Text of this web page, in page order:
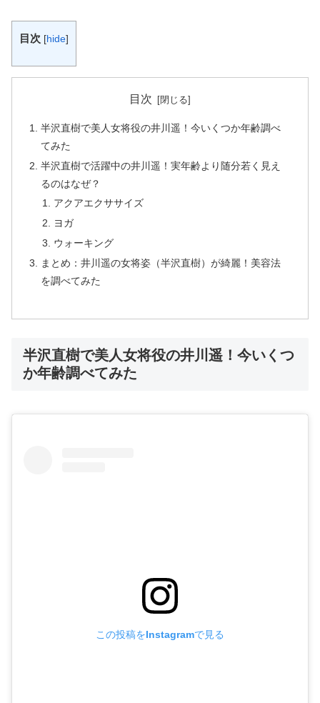
目次 [hide]
目次
半沢直樹で美人女将役の井川遥！今いくつか年齢調べ
てみた
半沢直樹で活躍中の井川遥！実年齢より随分若く見え
るのはなぜ？
アクアエクササイズ
ヨガ
ウォーキング
まとめ：井川遥の女将姿（半沢直樹）が綺麗！美容法
を調べてみた
半沢直樹で美人女将役の井川遥！今いくつ
か年齢調べてみた
この投稿をInstagramで見る